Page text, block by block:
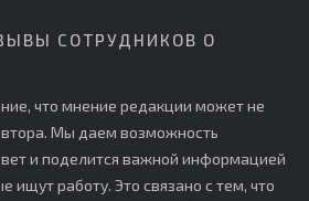
СОТРУДНИКОВ О
что мнение редакции может не
Мы даем возможность
и поделится важной информацией
ищут работу. Это связано с тем, что